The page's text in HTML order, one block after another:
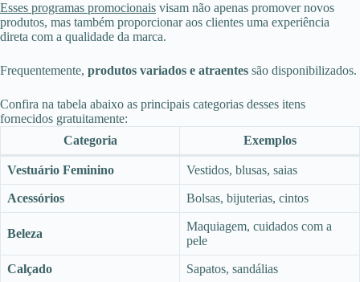
Esses programas promocionais visam não apenas promover novos
produtos, mas também proporcionar aos clientes uma experiência
direta com a qualidade da marca.
Frequentemente, produtos variados e atraentes são disponibilizados.
Confira na tabela abaixo as principais categorias desses itens
fornecidos gratuitamente:
Categoria
Exemplos
Vestuário Feminino Vestidos, blusas, saias
Acessórios Bolsas, bijuterias, cintos
Beleza
Maquiagem, cuidados com a
pele
Calçado Sapatos, sandálias